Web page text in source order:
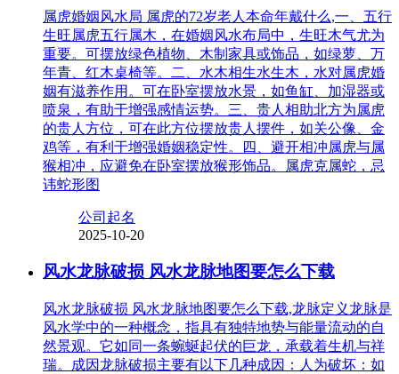
属虎婚姻风水局 属虎的72岁老人本命年戴什么,一、五行
生旺属虎五行属木，在婚姻风水布局中，生旺木气尤为
重要。可摆放绿色植物、木制家具或饰品，如绿萝、万
年青、红木桌椅等。二、水木相生水生木，水对属虎婚
姻有滋养作用。可在卧室摆放水景，如鱼缸、加湿器或
喷泉，有助于增强感情运势。三、贵人相助北方为属虎
的贵人方位，可在此方位摆放贵人摆件，如关公像、金
鸡等，有利于增强婚姻稳定性。四、避开相冲属虎与属
猴相冲，应避免在卧室摆放猴形饰品。属虎克属蛇，忌
讳蛇形图
公司起名
2025-10-20
风水龙脉破损 风水龙脉地图要怎么下载
风水龙脉破损 风水龙脉地图要怎么下载,龙脉定义龙脉是
风水学中的一种概念，指具有独特地势与能量流动的自
然景观。它如同一条蜿蜒起伏的巨龙，承载着生机与祥
瑞。成因龙脉破损主要有以下几种成因：人为破坏：如